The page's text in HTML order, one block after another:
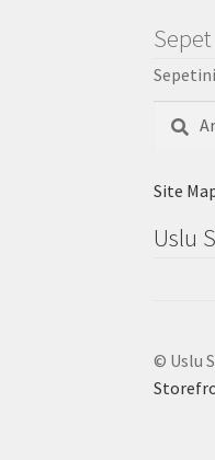
Sepet
Site
Uslu
© Uslu